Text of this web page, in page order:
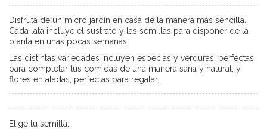
Disfruta de un micro jardín en casa de la manera más sencilla.
Cada lata incluye el sustrato y las semillas para disponer de la
planta en unas pocas semanas.
Las distintas variedades incluyen especias y verduras, perfectas
para completar tus comidas de una manera sana y natural, y
flores enlatadas, perfectas para regalar.
Elige tu semilla: